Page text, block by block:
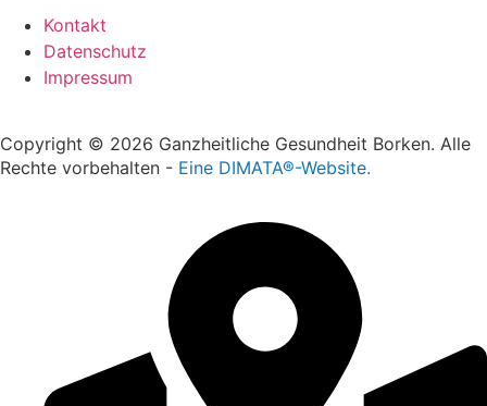
Kontakt
Datenschutz
Impressum
Copyright © 2026 Ganzheitliche Gesundheit Borken. Alle
Rechte vorbehalten - Eine DIMATA®-Website.